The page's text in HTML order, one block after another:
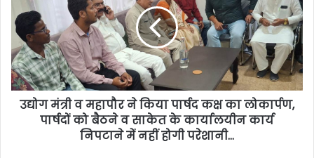
उद्योग मंत्री व महापौर ने किया पार्षद कक्ष का लोकार्पण,
पार्षदों को बैठने व साकेत के कार्यालयीन कार्य
निपटाने में नहीं होगी परेशानी…